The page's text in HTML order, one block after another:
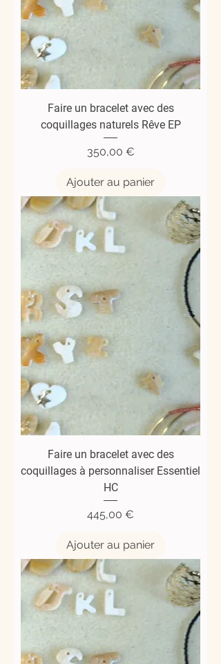
Faire un bracelet avec des
coquillages naturels Rêve EP
Prix
350,00 €
Ajouter au panier
Faire un bracelet avec des
coquillages à personnaliser Essentiel
HC
Prix
445,00 €
Ajouter au panier